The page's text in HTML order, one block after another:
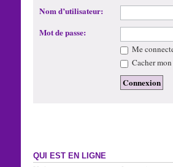
Nom d’utilisateur:
Mot de passe:
Me
Cacher
QUI EST EN LIGNE